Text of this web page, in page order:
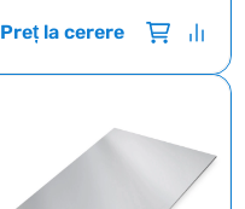
Preț la cerere